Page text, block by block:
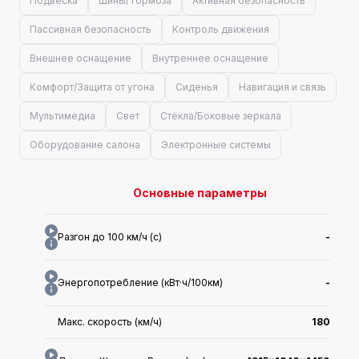
Пассивная безопасность Контроль движения
Внешнее оснащение Внутреннее оснащение
Комфорт/Защита от угона Сиденья Навигация и связь
Мультимедиа Свет Стёкла/Боковые зеркала
Оборудование салона Электронные системы
Основные параметры
Разгон до 100 км/ч (с) -
Энергопотребление (кВт·ч/100км) -
Макс. скорость (км/ч) 180